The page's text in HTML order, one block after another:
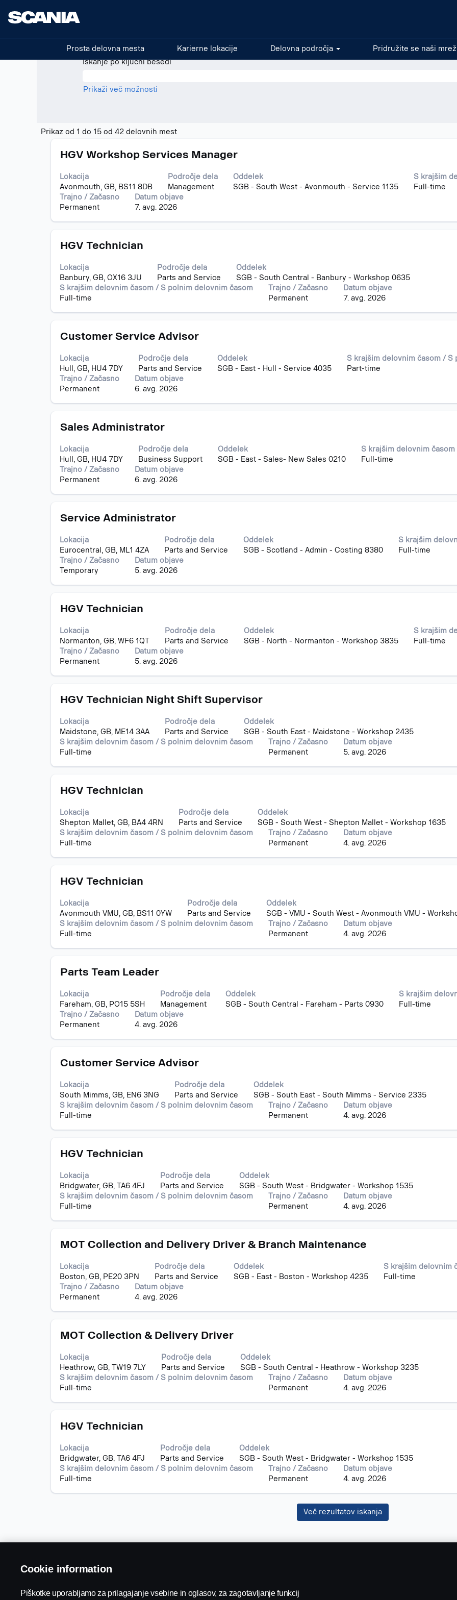
Prosta delovna mesta Karierne lokacije Delovna področja Pridružite se naši
Iskanje po ključni besedi
Prikaži več možnosti
Prikaz od 1 do 15 od 42 delovnih mestRezultati
za
kraljestvo".
Prikaz
15
mest
Uporabite
tabulatorko
do
delovnih
Izberite
pregled
vseh
podrobnosti
Naziv
HGV Workshop Services Manager
Lokacija
Avonmouth, GB, BS11 8DB
Področje dela
Management
Oddelek
SGB - South West - Avonmouth - Service 1135
S krajšim
Full-time
Trajno / Začasno
Permanent
Datum objave
7. avg. 2026
Izberite
preslednico,
da
vidite
celotno
podatkov
delovnem
Naziv
HGV Technician
Lokacija
Banbury, GB, OX16 3JU
Področje dela
Parts and Service
Oddelek
SGB - South Central - Banbury - Workshop 0635
S krajšim delovnim časom / S polnim delovnim časom
Full-time
Trajno / Začasno
Permanent
Datum objave
7. avg. 2026
Izberite
preslednico,
da
vidite
celotno
podatkov
delovnem
Naziv
Customer Service Advisor
Lokacija
Hull, GB, HU4 7DY
Področje dela
Parts and Service
Oddelek
SGB - East - Hull - Service 4035
S krajšim delovnim časom / S
Part-time
Trajno / Začasno
Permanent
Datum objave
6. avg. 2026
Izberite
preslednico,
da
vidite
celotno
podatkov
delovnem
Naziv
Sales Administrator
Lokacija
Hull, GB, HU4 7DY
Področje dela
Business Support
Oddelek
SGB - East - Sales- New Sales 0210
S krajšim delovnim
Full-time
Trajno / Začasno
Permanent
Datum objave
6. avg. 2026
Izberite
preslednico,
da
vidite
celotno
podatkov
delovnem
Naziv
Service Administrator
Lokacija
Eurocentral, GB, ML1 4ZA
Področje dela
Parts and Service
Oddelek
SGB - Scotland - Admin - Costing 8380
S krajšim
Full-time
Trajno / Začasno
Temporary
Datum objave
5. avg. 2026
Izberite
preslednico,
da
vidite
celotno
vsebino
podatkov
delovnem
Naziv
HGV Technician
Lokacija
Normanton, GB, WF6 1QT
Področje dela
Parts and Service
Oddelek
SGB - North - Normanton - Workshop 3835
S krajšim
Full-time
Trajno / Začasno
Permanent
Datum objave
5. avg. 2026
Izberite
preslednico,
da
vidite
celotno
podatkov
delovnem
Naziv
HGV Technician Night Shift Supervisor
Lokacija
Maidstone, GB, ME14 3AA
Področje dela
Parts and Service
Oddelek
SGB - South East - Maidstone - Workshop 2435
S krajšim delovnim časom / S polnim delovnim časom
Full-time
Trajno / Začasno
Permanent
Datum objave
5. avg. 2026
Izberite
preslednico,
da
vidite
celotno
podatkov
delovnem
Naziv
HGV Technician
Lokacija
Shepton Mallet, GB, BA4 4RN
Področje dela
Parts and Service
Oddelek
SGB - South West - Shepton Mallet - Workshop 1635
S krajšim delovnim časom / S polnim delovnim časom
Full-time
Trajno / Začasno
Permanent
Datum objave
4. avg. 2026
Izberite
preslednico,
da
vidite
celotno
podatkov
delovnem
Naziv
HGV Technician
Lokacija
Avonmouth VMU, GB, BS11 0YW
Področje dela
Parts and Service
Oddelek
SGB - VMU - South West - Avonmouth VMU -
S krajšim delovnim časom / S polnim delovnim časom
Full-time
Trajno / Začasno
Permanent
Datum objave
4. avg. 2026
Izberite
preslednico,
da
vidite
celotno
podatkov
delovnem
Naziv
Parts Team Leader
Lokacija
Fareham, GB, PO15 5SH
Področje dela
Management
Oddelek
SGB - South Central - Fareham - Parts 0930
S krajšim
Full-time
Trajno / Začasno
Permanent
Datum objave
4. avg. 2026
Izberite
preslednico,
da
vidite
celotno
podatkov
delovnem
Naziv
Customer Service Advisor
Lokacija
South Mimms, GB, EN6 3NG
Področje dela
Parts and Service
Oddelek
SGB - South East - South Mimms - Service 2335
S krajšim delovnim časom / S polnim delovnim časom
Full-time
Trajno / Začasno
Permanent
Datum objave
4. avg. 2026
Izberite
preslednico,
da
vidite
celotno
podatkov
delovnem
Naziv
HGV Technician
Lokacija
Bridgwater, GB, TA6 4FJ
Področje dela
Parts and Service
Oddelek
SGB - South West - Bridgwater - Workshop 1535
S krajšim delovnim časom / S polnim delovnim časom
Full-time
Trajno / Začasno
Permanent
Datum objave
4. avg. 2026
Izberite
preslednico,
da
vidite
celotno
podatkov
delovnem
Naziv
MOT Collection and Delivery Driver & Branch Maintenance
Lokacija
Boston, GB, PE20 3PN
Področje dela
Parts and Service
Oddelek
SGB - East - Boston - Workshop 4235
S krajšim delovnim
Full-time
Trajno / Začasno
Permanent
Datum objave
4. avg. 2026
Izberite
preslednico,
da
vidite
celotno
podatkov
delovnem
Naziv
MOT Collection & Delivery Driver
Lokacija
Heathrow, GB, TW19 7LY
Področje dela
Parts and Service
Oddelek
SGB - South Central - Heathrow - Workshop 3235
S krajšim delovnim časom / S polnim delovnim časom
Full-time
Trajno / Začasno
Permanent
Datum objave
4. avg. 2026
Izberite
preslednico,
da
vidite
celotno
podatkov
delovnem
Naziv
HGV Technician
Lokacija
Bridgwater, GB, TA6 4FJ
Področje dela
Parts and Service
Oddelek
SGB - South West - Bridgwater - Workshop 1535
S krajšim delovnim časom / S polnim delovnim časom
Full-time
Trajno / Začasno
Permanent
Datum objave
4. avg. 2026
Izberite
preslednico,
da
vidite
celotno
podatkov
Več rezultatov iskanja
Cookie information
Piškotke uporabljamo za prilagajanje vsebine in oglasov, za zagotavljanje funkcij